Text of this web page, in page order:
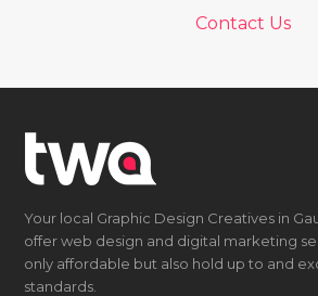
Contact Us
Your local Graphic Design Creatives in
offer web design and digital marketing
only affordable but also hold up to and
standards.